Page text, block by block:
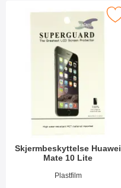
Skjermbeskyttelse Huawei
Mate 10 Lite
Varenummer 25202
Plastfilm
skjermbeskyttelse